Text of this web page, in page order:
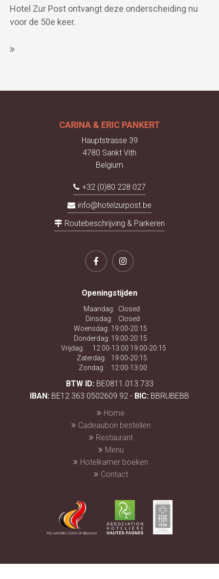
Hotel Zur Post ontvangt deze onderscheiding nu
voor de 50e keer.
CARINA & ERIC PANKERT
Hauptstrasse 39
4780 Sankt Vith
Belgium
+32 (0)80 228 027
info@hotelzurpost.be
Routebeschrijving & Parkeren
Openingstijden
Maandag:
Closed
Dinsdag:
Closed
Woensdag: 19:00-20:15
Donderdag: 19:00-20:15
Vrijdag:
12:00-13:00 19:00-20:15
Zaterdag:
19:00-20:15
Zondag:
12:00-13:00
BTW ID: BE0811.013.733
IBAN: BE12 363 0502609 92 - BIC: BBRUBEBB
Home
Cadeaubon bestellen
Restaurant
Menu
Hotelkamer boeken
Contact